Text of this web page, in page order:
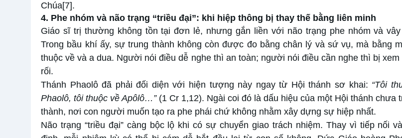
Chúa[7].
4. Phe nhóm và não trạng “triều đại”: khi hiệp thông bị thay thế bằng liên minh
Giáo sĩ trị thường không tồn tại đơn lẻ, nhưng gắn liền với não trạng phe nhóm và vây
Trong bầu khí ấy, sự trung thành không còn được đo bằng chân lý và sứ vụ, mà bằng
thuộc về và a dua. Người nói điều dễ nghe thì an toàn; người nói điều cần nghe thì bị xem
rối.
Thánh Phaolô đã phải đối diện với hiện tượng này ngay từ Hội thánh sơ khai: “Tôi
Phaolô, tôi thuộc về Apôlô…”(1 Cr 1,12). Ngài coi đó là dấu hiệu của một Hội thánh chưa
thành, nơi con người muốn tạo ra phe phái chứ không nhằm xây dựng sự hiệp nhất.
Não trạng “triều đại” càng bộc lộ khi có sự chuyển giao trách nhiệm. Thay vì tiếp nối